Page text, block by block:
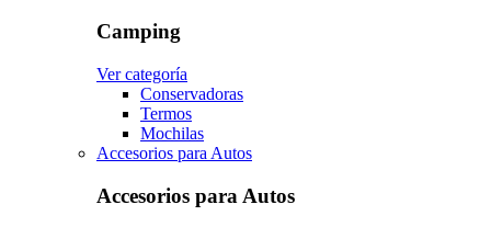
Camping
Ver categoría
Conservadoras
Termos
Mochilas
Accesorios para Autos
Accesorios para Autos